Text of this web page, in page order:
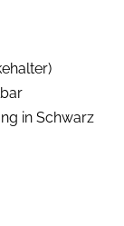
in Schwarz